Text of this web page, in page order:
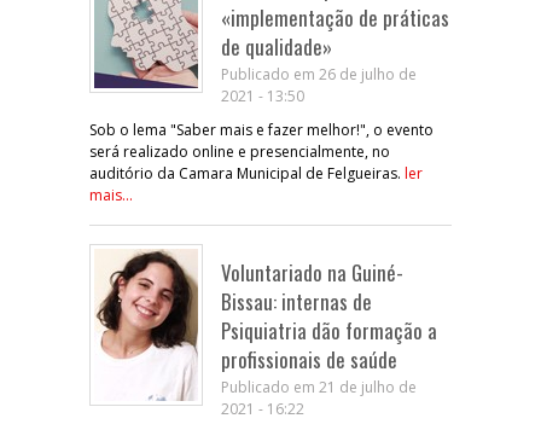
«implementação de práticas
de qualidade»
Publicado em 26 de julho de
2021 - 13:50
Sob o lema "Saber mais e fazer melhor!", o evento
será realizado online e presencialmente, no
auditório da Camara Municipal de Felgueiras. ler
mais...
Voluntariado na Guiné-
Bissau: internas de
Psiquiatria dão formação a
profissionais de saúde
Publicado em 21 de julho de
2021 - 16:22